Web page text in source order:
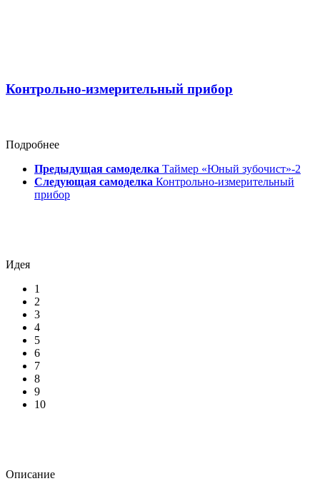
Контрольно-измерительный прибор
Подробнее
Предыдущая самоделка Таймер «Юный зубочист»-2
Следующая самоделка Контрольно-измерительный
прибор
Идея
1
2
3
4
5
6
7
8
9
10
Описание